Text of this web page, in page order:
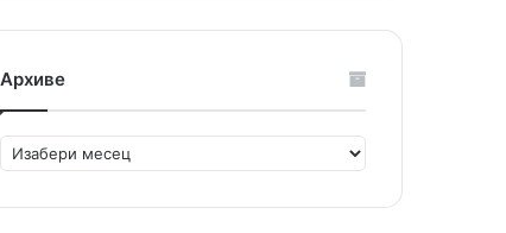
Архиве
Архиве